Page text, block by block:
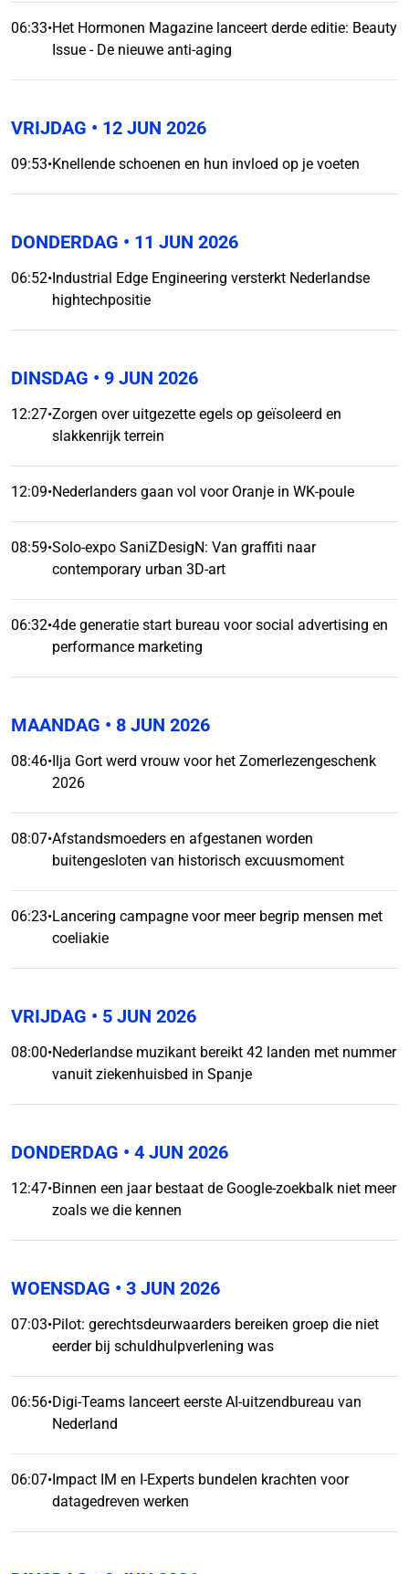
06:33•Het Hormonen Magazine lanceert derde editie: Beauty
Issue - De nieuwe anti-aging
VRIJDAG • 12 JUN 2026
09:53•Knellende schoenen en hun invloed op je voeten
DONDERDAG • 11 JUN 2026
06:52•Industrial Edge Engineering versterkt Nederlandse
hightechpositie
DINSDAG • 9 JUN 2026
12:27•Zorgen over uitgezette egels op geïsoleerd en
slakkenrijk terrein
12:09•Nederlanders gaan vol voor Oranje in WK-poule
08:59•Solo-expo SaniZDesigN: Van graffiti naar
contemporary urban 3D-art
06:32•4de generatie start bureau voor social advertising en
performance marketing
MAANDAG • 8 JUN 2026
08:46•Ilja Gort werd vrouw voor het Zomerlezengeschenk
2026
08:07•Afstandsmoeders en afgestanen worden
buitengesloten van historisch excuusmoment
06:23•Lancering campagne voor meer begrip mensen met
coeliakie
VRIJDAG • 5 JUN 2026
08:00•Nederlandse muzikant bereikt 42 landen met nummer
vanuit ziekenhuisbed in Spanje
DONDERDAG • 4 JUN 2026
12:47•Binnen een jaar bestaat de Google-zoekbalk niet meer
zoals we die kennen
WOENSDAG • 3 JUN 2026
07:03•Pilot: gerechtsdeurwaarders bereiken groep die niet
eerder bij schuldhulpverlening was
06:56•Digi-Teams lanceert eerste AI-uitzendbureau van
Nederland
06:07•Impact IM en I-Experts bundelen krachten voor
datagedreven werken